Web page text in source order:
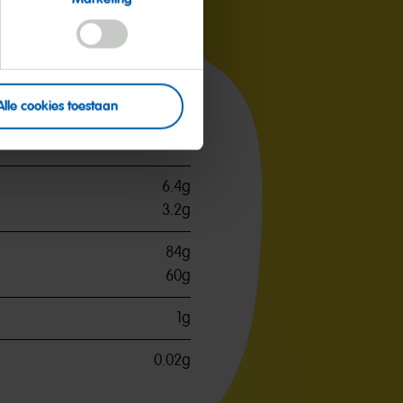
cookies toestaan per 100g
6.4g
3.2g
84g
60g
1g
0.02g